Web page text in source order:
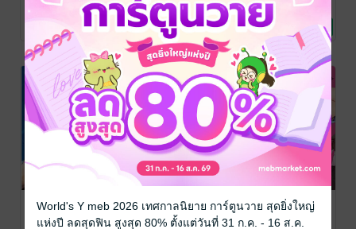
~สงคราม
ประสาทความ
รักของเหล่า
อัจฉริยะ~ 15
AKA AKASAKA/
LUCKPIM
Publishing
การ์ตูนทั่วไป
~สงคราม
ประสาทความ
รักของเหล่า
อัจฉริยะ~ 14
AKA AKASAKA/
LUCKPIM
Publishing
การ์ตูนทั่วไป
34 Rating
~สงคราม
ประสาทความ
รักของเหล่า
อัจฉริยะ~ 13
AKA AKASAKA
LUCKPIM
Publishing
การ์ตูนทั่วไป
21 Rating
คุณคางุยะซะดีๆ
คุณคางุยะซะดีๆ
สารภาพรักกับ
คุณคางุยะซะดีๆ
World's Y meb 2026 เทศกาลนิยาย การ์ตูนวาย สุดยิ่งใหญ่
แห่งปี ลดสุดฟิน สูงสุด 80% ตั้งแต่วันที่ 31 ก.ค. - 16 ส.ค.